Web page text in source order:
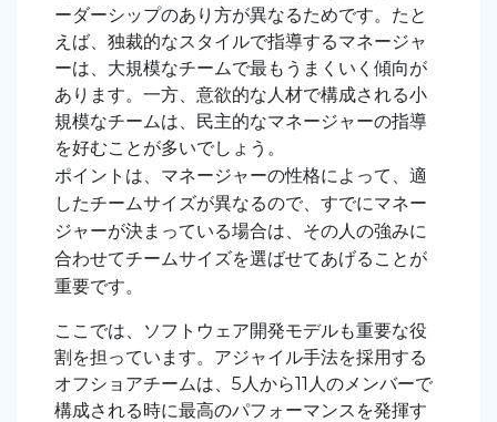
ーダーシップのあり方が異なるためです。たと
えば、独裁的なスタイルで指導するマネージャ
ーは、大規模なチームで最もうまくいく傾向が
あります。一方、意欲的な人材で構成される小
規模なチームは、民主的なマネージャーの指導
を好むことが多いでしょう。
ポイントは、マネージャーの性格によって、適
したチームサイズが異なるので、すでにマネー
ジャーが決まっている場合は、その人の強みに
合わせてチームサイズを選ばせてあげることが
重要です。
ここでは、ソフトウェア開発モデルも重要な役
割を担っています。アジャイル手法を採用する
オフショアチームは、5人から11人のメンバーで
構成される時に最高のパフォーマンスを発揮す